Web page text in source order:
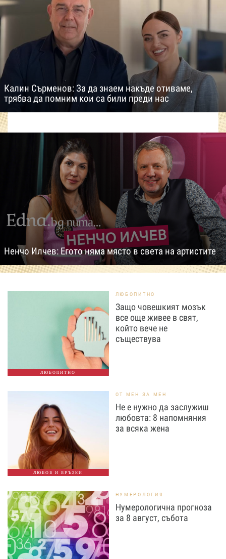
Калин Сърменов: За да знаем накъде отиваме,
трябва да помним кои са били преди нас
Ненчо Илчев: Егото няма място в света на артистите
ЛЮБОПИТНО
ЛЮБОПИТНО
Защо човешкият мозък
все още живее в свят,
който вече не
съществува
ЛЮБОВ И ВРЪЗКИ
ОТ МЕН ЗА МЕН
Не е нужно да заслужиш
любовта: 8 напомняния
за всяка жена
НУМЕРОЛОГИЯ
Нумерологична прогноза
за 8 август, събота